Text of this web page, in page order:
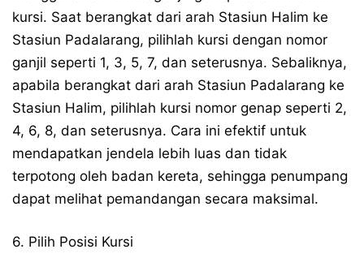
kursi. Saat berangkat dari arah Stasiun Halim ke
Stasiun Padalarang, pilihlah kursi dengan nomor
ganjil seperti 1, 3, 5, 7, dan seterusnya. Sebaliknya,
apabila berangkat dari arah Stasiun Padalarang ke
Stasiun Halim, pilihlah kursi nomor genap seperti 2,
4, 6, 8, dan seterusnya. Cara ini efektif untuk
mendapatkan jendela lebih luas dan tidak
terpotong oleh badan kereta, sehingga penumpang
dapat melihat pemandangan secara maksimal.
6. Pilih Posisi Kursi